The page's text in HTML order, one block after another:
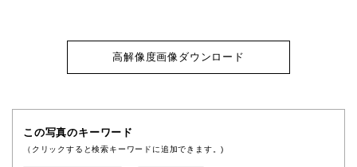
高解像度画像ダウンロード
この写真のキーワード
（クリックすると検索キーワードに追加できます。)